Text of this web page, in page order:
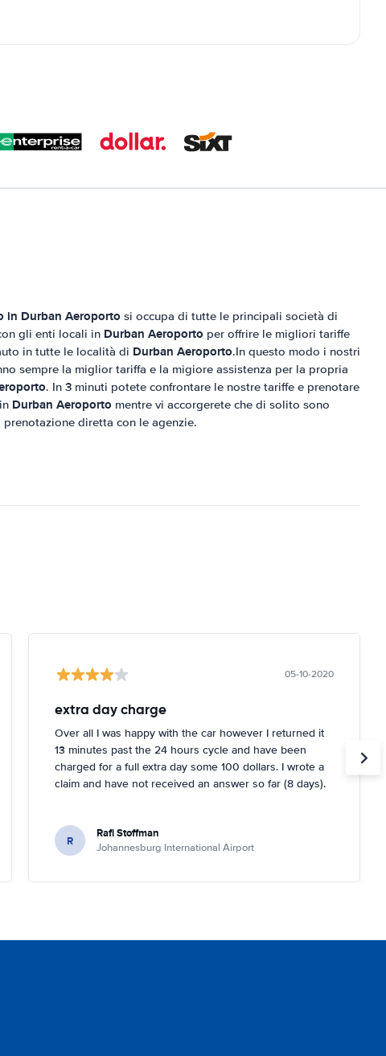
in Durban Aeroporto si occupa di tutte le principali società di
gli enti locali in Durban Aeroporto per offrire le migliori tariffe
in tutte le località di Durban Aeroporto.In questo modo i nostri
sempre la miglior tariffa e la migiore assistenza per la propria
. In 3 minuti potete confrontare le nostre tariffe e prenotare
Durban Aeroporto mentre vi accorgerete che di solito sono
diretta con le agenzie.
05-10-2020
extra day charge
Over all I was happy with the car however I returned it
13 minutes past the 24 hours cycle and have been
charged for a full extra day some 100 dollars. I wrote a
claim and have not received an answer so far (8 days).
R Rafi Stoffman
Johannesburg International Airport